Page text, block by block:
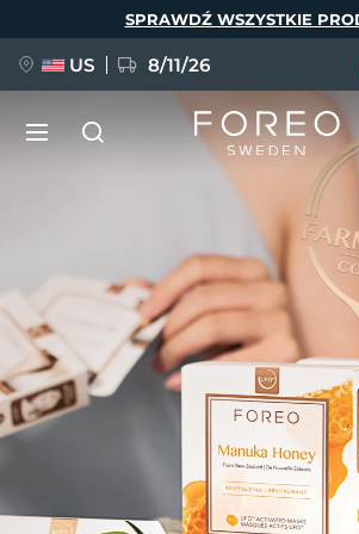
SPRAWDŹ WSZYSTKIE
US 8/11/26
FAQ™ Pure Beauty-Tech Elixir
BREAKING NEWS
issa™ Teeth Whitening Set
English Deutsch
Français
Italiano
Polski
Svenska
简体中文